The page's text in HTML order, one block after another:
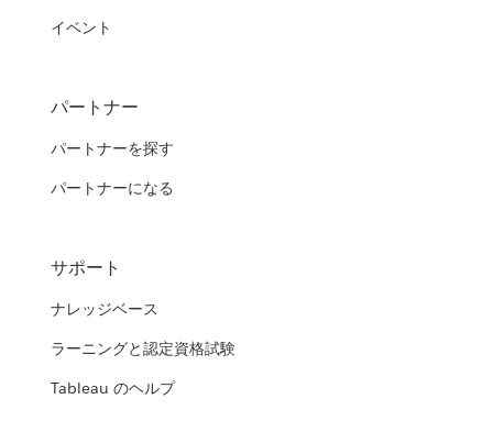
イベント
パートナー
パートナーを探す
パートナーになる
サポート
ナレッジベース
ラーニングと認定資格試験
Tableau のヘルプ